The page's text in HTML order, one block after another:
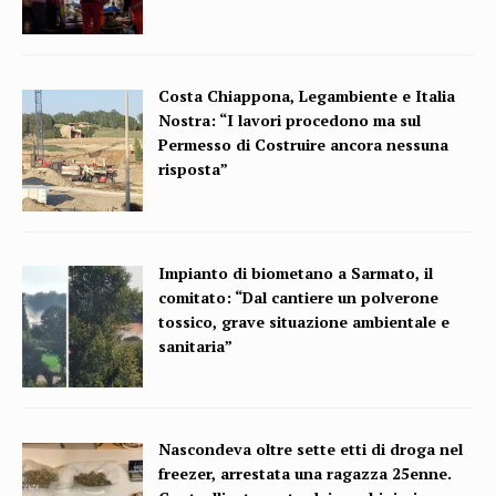
Costa Chiappona, Legambiente e Italia
Nostra: “I lavori procedono ma sul
Permesso di Costruire ancora nessuna
risposta”
Impianto di biometano a Sarmato, il
comitato: “Dal cantiere un polverone
tossico, grave situazione ambientale e
sanitaria”
Nascondeva oltre sette etti di droga nel
freezer, arrestata una ragazza 25enne.